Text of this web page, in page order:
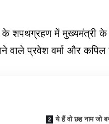
शपथग्रहण में मुख्यमंत्री के
वाले प्रवेश वर्मा और
ये हैं वो छह नाम जो